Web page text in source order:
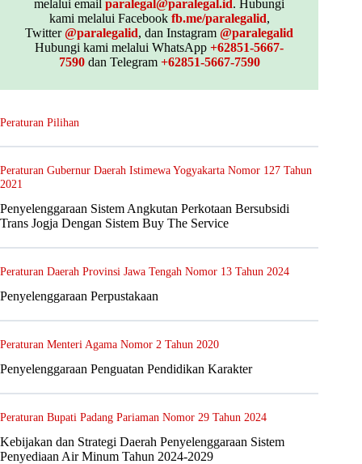
melalui emailparalegal@paralegal.id. Hubungi
kami melalui Facebook fb.me/paralegalid,
Twitter@paralegalid, dan Instagram@paralegalid
Hubungi kami melalui WhatsApp+62851-5667-
7590dan Telegram +62851-5667-7590
Peraturan Pilihan
Peraturan Gubernur Daerah Istimewa Yogyakarta Nomor 127 Tahun
2021
Penyelenggaraan Sistem Angkutan Perkotaan Bersubsidi
Trans Jogja Dengan Sistem Buy The Service
Peraturan Daerah Provinsi Jawa Tengah Nomor 13 Tahun 2024
Penyelenggaraan Perpustakaan
Peraturan Menteri Agama Nomor 2 Tahun 2020
Penyelenggaraan Penguatan Pendidikan Karakter
Peraturan Bupati Padang Pariaman Nomor 29 Tahun 2024
Kebijakan dan Strategi Daerah Penyelenggaraan Sistem
Penyediaan Air Minum Tahun 2024-2029